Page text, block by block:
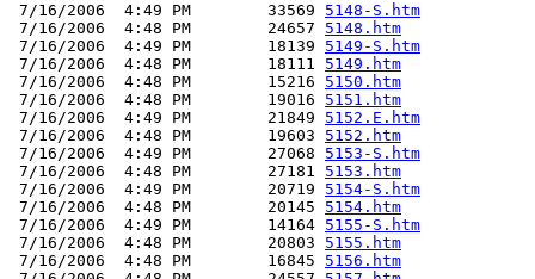
7/16/2006  4:49 PM        33569 5148-S.htm
7/16/2006  4:48 PM        24657 5148.htm
7/16/2006  4:49 PM        18139 5149-S.htm
7/16/2006  4:48 PM        18111 5149.htm
7/16/2006  4:48 PM        15216 5150.htm
7/16/2006  4:48 PM        19016 5151.htm
7/16/2006  4:49 PM        21849 5152.E.htm
7/16/2006  4:48 PM        19603 5152.htm
7/16/2006  4:49 PM        27068 5153-S.htm
7/16/2006  4:48 PM        27181 5153.htm
7/16/2006  4:49 PM        20719 5154-S.htm
7/16/2006  4:48 PM        20145 5154.htm
7/16/2006  4:49 PM        14164 5155-S.htm
7/16/2006  4:48 PM        20803 5155.htm
7/16/2006  4:48 PM        16845 5156.htm